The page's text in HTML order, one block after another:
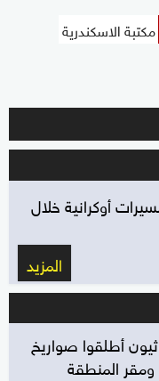
مكتبة الاسكندرية
الدفاع الروسية: أسقطنا 203 مسيرات أوكرانية خلال
المزيد
أطلقوا صواريخ
المنطقة